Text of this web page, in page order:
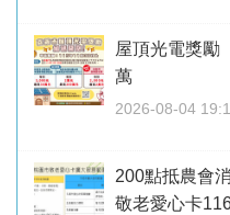
屋頂光電獎
萬
2026-08-04
200點抵農會
敬老愛心卡